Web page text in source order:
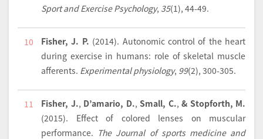
Sport and Exercise Psychology, 35(1), 44-49.
10 Fisher, J. P. (2014). Autonomic control of the heart
during exercise in humans: role of skeletal muscle
afferents. Experimental physiology, 99(2), 300-305.
11 Fisher, J., D’amario, D., Small, C., & Stopforth, M.
(2015). Effect of colored lenses on muscular
performance. The Journal of sports medicine and